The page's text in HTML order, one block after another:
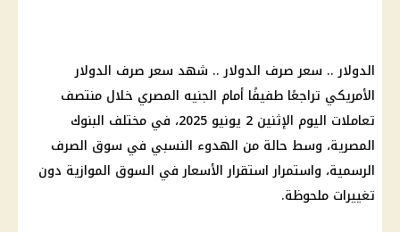
الدولار .. سعر صرف الدولار .. شهد سعر صرف الدولار
الأمريكي تراجعًا طفيفًا أمام الجنيه المصري خلال منتصف
تعاملات اليوم الإثنين 2 يونيو 2025، في مختلف البنوك
المصرية، وسط حالة من الهدوء النسبي في سوق الصرف
الرسمية، واستمرار استقرار الأسعار في السوق الموازية دون
تغييرات ملحوظة.